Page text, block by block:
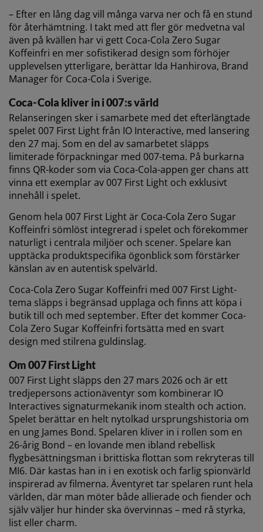
– Efter en lång dag vill många varva ner och få en stund
för återhämtning. I takt med att fler gör medvetna val
även på kvällen har vi gett Coca-Cola Zero Sugar
Koffeinfri en mer sofistikerad design som förhöjer
upplevelsen ytterligare, berättar Ida Hanhirova, Brand
Manager för Coca-Cola i Sverige.
Coca-Cola kliver in i 007:s värld
Relanseringen sker i samarbete med det efterlängtade
spelet 007 First Light från IO Interactive, med lansering
den 27 maj. Som en del av samarbetet släpps
limiterade förpackningar med 007-tema. På burkarna
finns QR-koder som via Coca-Cola-appen ger chans att
vinna ett exemplar av 007 First Light och exklusivt
innehåll i spelet.
Genom hela 007 First Light är Coca-Cola Zero Sugar
Koffeinfri sömlöst integrerad i spelet och förekommer
naturligt i centrala miljöer och scener. Spelare kan
upptäcka produktspecifika ögonblick som förstärker
känslan av en autentisk spelvärld.
Coca-Cola Zero Sugar Koffeinfri med 007 First Light-
tema släpps i begränsad upplaga och finns att köpa i
butik till och med september. Efter det kommer Coca-
Cola Zero Sugar Koffeinfri fortsätta med en svart
design med stilrena guldinslag.
Om 007 First Light
007 First Light släpps den 27 mars 2026 och är ett
tredjepersons actionäventyr som kombinerar IO
Interactives signaturmekanik inom stealth och action.
Spelet berättar en helt nytolkad ursprungshistoria om
en ung James Bond. Spelaren kliver in i rollen som en
26-årig Bond – en lovande men ibland rebellisk
flygbesättningsman i brittiska flottan som rekryteras till
MI6. Där kastas han in i en exotisk och farlig spionvärld
inspirerad av filmerna. Äventyret tar spelaren runt hela
världen, där man möter både allierade och fiender och
själv väljer hur hinder ska övervinnas – med rå styrka,
list eller charm.